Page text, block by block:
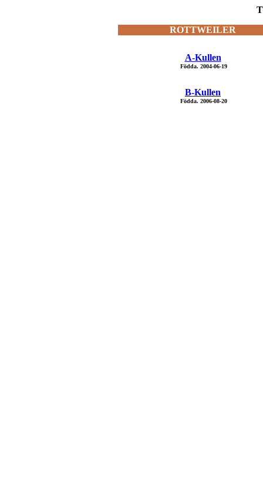
ROTTWEILER
A-Kullen
Födda. 2004-06-19
B-Kullen
Födda. 2006-08-20